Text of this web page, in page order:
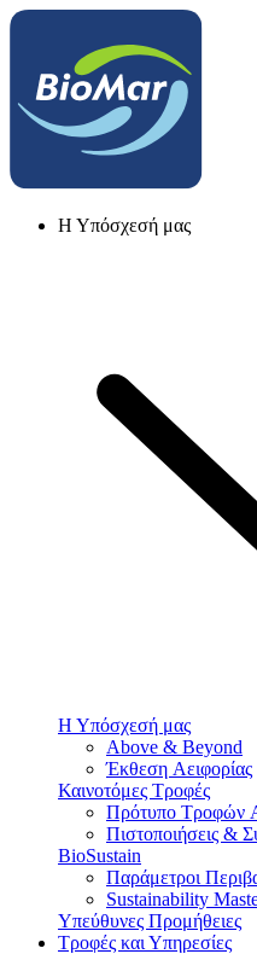
Η Υπόσχεσή μας
Η Υπόσχεσή μας
Above & Beyond
Έκθεση Αειφορίας
Καινοτόμες Τροφές
Πρότυπο Τροφών
Πιστοποιήσεις &
BioSustain
Παράμετροι
Sustainability
Υπεύθυνες Προμήθειες
Τροφές και Υπηρεσίες